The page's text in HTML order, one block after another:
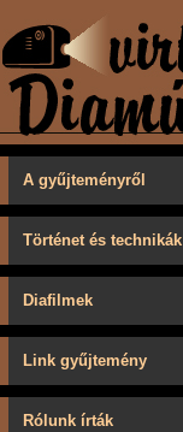
A gyűjteményről
Történet és technikák
Diafilmek
Link gyűjtemény
Rólunk írták